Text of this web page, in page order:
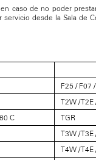
caso de no poder
servicio desde la Sala de
F25 / F07
T2W / T2E
C
TGR
T3W / T3E
T4W / T4E